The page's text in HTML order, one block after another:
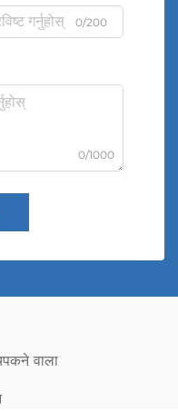
0/200
0/1000
वाला